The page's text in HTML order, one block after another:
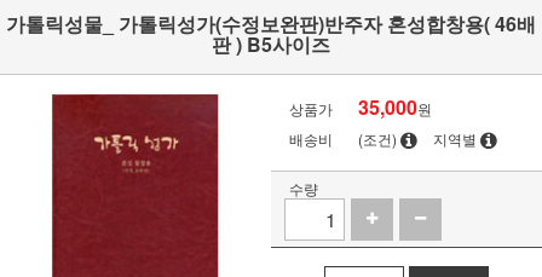
가톨릭성물_ 가톨릭성가(수정보완판)반주자 혼성합창용( 46배
판 ) B5사이즈
상품가 35,000원
배송비
(조건) 지역별
수량